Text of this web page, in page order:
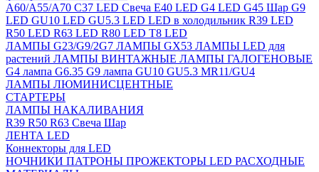
A60/A55/A70 C37 LED Свеча E40 LED G4 LED G45 Шар G9
LED GU10 LED GU5.3 LED LED в холодильник R39 LED
R50 LED R63 LED R80 LED T8 LED
ЛАМПЫ G23/G9/2G7 ЛАМПЫ GX53 ЛАМПЫ LED для
растений ЛАМПЫ ВИНТАЖНЫЕ ЛАМПЫ ГАЛОГЕНОВЫЕ
G4 лампа G6.35 G9 лампа GU10 GU5.3 MR11/GU4
ЛАМПЫ ЛЮМИНИСЦЕНТНЫЕ
СТАРТЕРЫ
ЛАМПЫ НАКАЛИВАНИЯ
R39 R50 R63 Свеча Шар
ЛЕНТА LED
Коннекторы для LED
НОЧНИКИ ПАТРОНЫ ПРОЖЕКТОРЫ LED РАСХОДНЫЕ